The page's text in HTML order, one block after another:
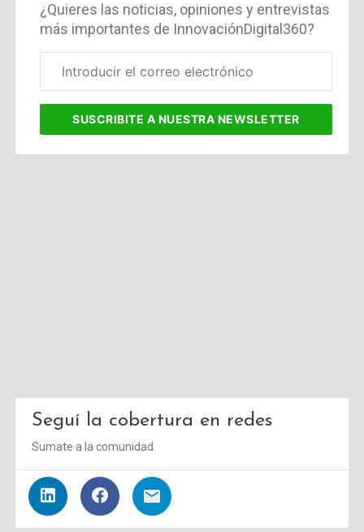
¿Quieres las noticias, opiniones y entrevistas
más importantes de InnovaciónDigital360?
electrónico
SUSCRIBITE A NUESTRA NEWSLETTER
Seguí la cobertura en redes
Sumate a la comunidad